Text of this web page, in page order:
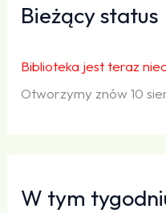
Bieżący status
Biblioteka jest teraz
Otworzymy znów 10
W tym